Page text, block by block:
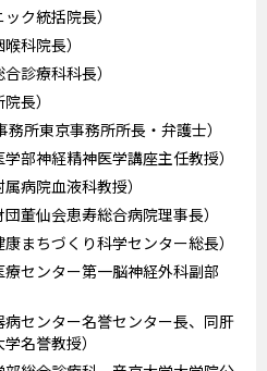
ク統括院長）
科院長）
診療科科長）
長）
所東京事務所所長・弁護士）
部神経精神医学講座主任教授）
病院血液科教授）
董仙会恵寿総合病院理事長）
まちづくり科学センター総長）
センター第一脳神経外科副部
センター名誉センター長、同肝
名誉教授）